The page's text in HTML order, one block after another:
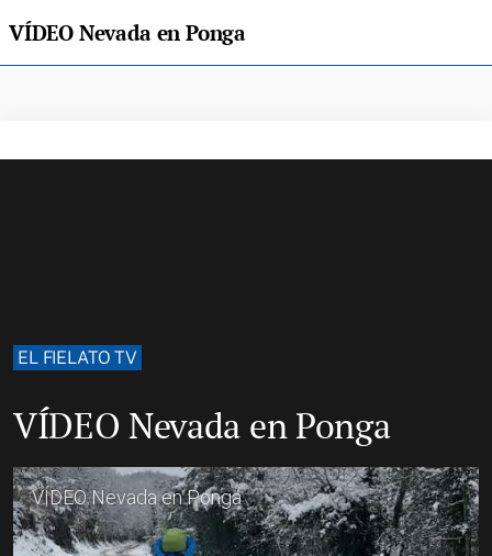
VÍDEO Nevada en Ponga
EL FIELATO TV
VÍDEO Nevada en Ponga
VÍDEO Nevada en Ponga